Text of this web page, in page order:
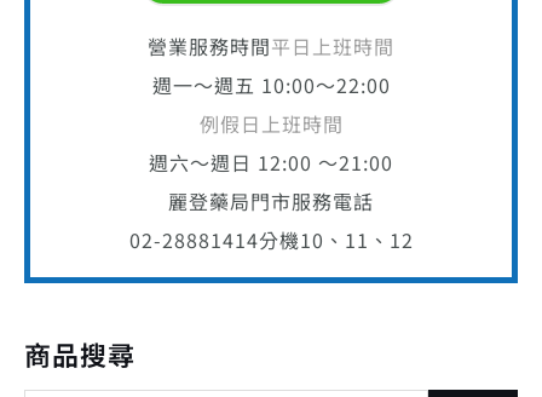
營業服務時間平日上班時間
週一～週五 10:00～22:00
例假日上班時間
週六～週日 12:00 ～21:00
麗登藥局門市服務電話
02-28881414分機10、11、12
商品搜尋